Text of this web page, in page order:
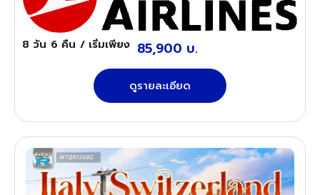
8 วัน 6 คืน / เริ่มเพียง 85,900 บ.
ดูรายละเอียด